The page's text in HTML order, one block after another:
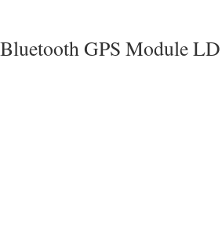
Bluetooth GPS Module